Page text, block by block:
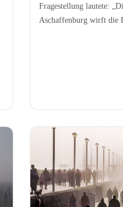
Fragestellung lautete:
Aschaffenburg wirft die